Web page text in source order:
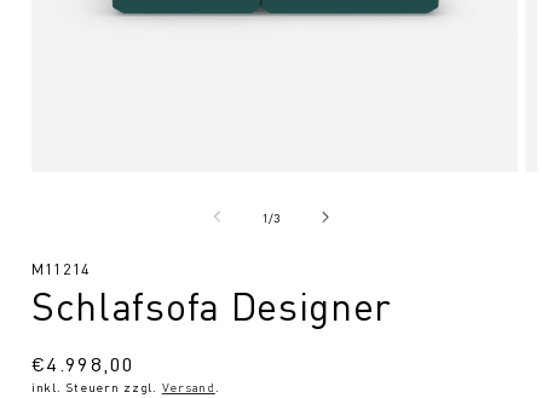
1/von
3
SKU:
M11214
Schlafsofa Designer
Normaler
Preis
€4.998,00
inkl. Steuern zzgl. Versand